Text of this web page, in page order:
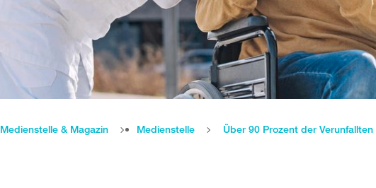
Medienstelle & Magazin Medienstelle Über 90 Prozent der